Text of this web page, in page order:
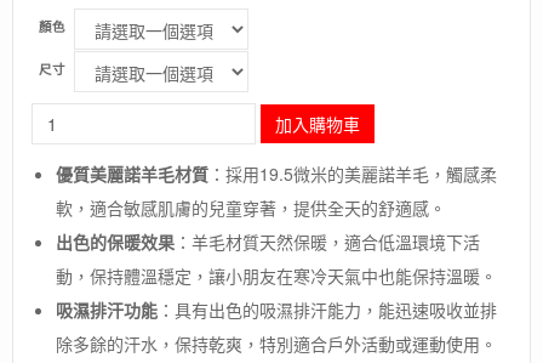
顏色
尺寸
毛
-
威
【ACLIMA】
WarmWool
Longs
加入購物車
優質美麗諾羊毛材質 ：採用19.5微米的美麗諾羊毛，觸感柔
軟，適合敏感肌膚的兒童穿著，提供全天的舒適感。
出色的保暖效果 ：羊毛材質天然保暖，適合低溫環境下活
動，保持體溫穩定，讓小朋友在寒冷天氣中也能保持溫暖。
吸濕排汗功能 ：具有出色的吸濕排汗能力，能迅速吸收並排
除多餘的汗水，保持乾爽，特別適合戶外活動或運動使用。